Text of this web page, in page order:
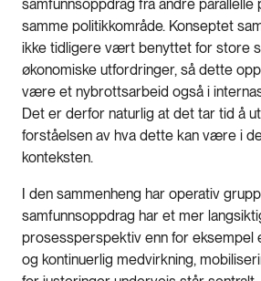
samfunnsoppdrag fra andre
samme politikkområde. Konseptet
ikke tidligere vært benyttet for store
økonomiske utfordringer, så dette
være et nybrottsarbeid også i
Det er derfor naturlig at det tar tid å
forståelsen av hva dette kan være i
konteksten.
I den sammenheng har operativ
samfunnsoppdrag har et mer
prosessperspektiv enn for eksempel
og kontinuerlig medvirkning,